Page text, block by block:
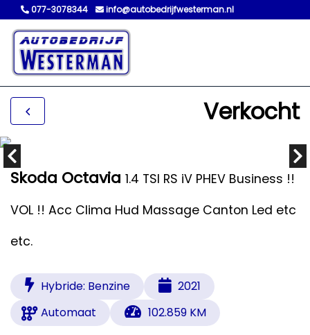
077-3078344 info@autobedrijfwesterman.nl
Verkocht
Skoda Octavia 1.4 TSI RS iV PHEV Business !!
VOL !! Acc Clima Hud Massage Canton Led etc
etc.
Hybride: Benzine
2021
Automaat
102.859 KM